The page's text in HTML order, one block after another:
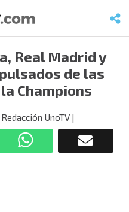
Real Madrid y
de las
Champions
Redacción UnoTV|